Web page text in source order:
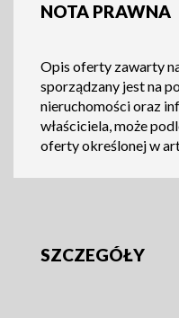
NOTA PRAWNA
Opis oferty zawarty
sporządzany jest na
nieruchomości oraz
właściciela, może
oferty określonej w
SZCZEGÓŁY